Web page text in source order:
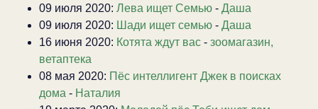
09 июля 2020: Лева ищет Семью - Даша
09 июля 2020: Шади ищет семью - Даша
16 июня 2020: Котята ждут вас - зоомагазин,
ветаптека
08 мая 2020: Пёс интеллигент Джек в поисках
дома - Наталия